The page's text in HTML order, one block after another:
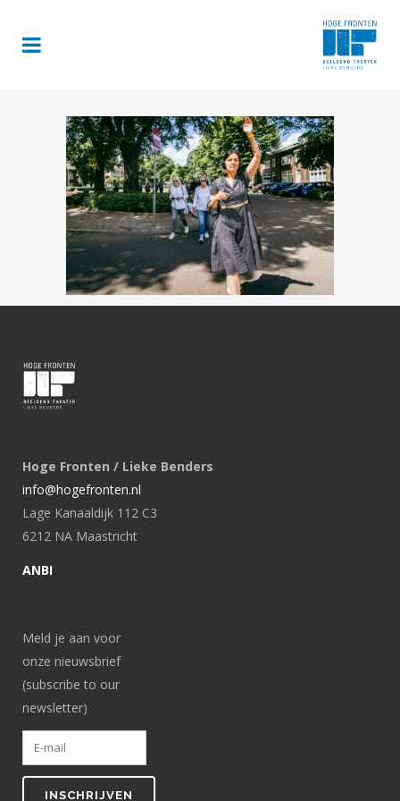
Hoge Fronten / Lieke Benders
info@hogefronten.nl
Lage Kanaaldijk 112 C3
6212 NA Maastricht
ANBI
Meld je aan voor
onze nieuwsbrief
(subscribe to our
newsletter)